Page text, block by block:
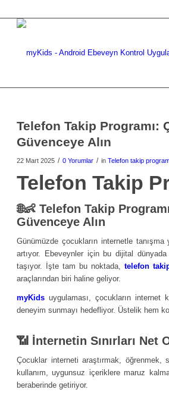
Telefon Takip Programı:
Güvenceye Alın
22 Mart 2025 / 0 Yorumlar / in Telefon takip
Telefon Takip
🌐👶 Telefon Takip
Güvenceye Alın
Günümüzde çocukların internetle
artıyor. Ebeveynler için bu dijital
taşıyor. İşte tam bu noktada, telefon
araçlarından biri haline geliyor.
myKids uygulaması, çocukların internet
deneyim sunmayı hedefliyor. Üstelik hem
📶 İnternetin Sınırları Net
Çocuklar interneti araştırmak,
kullanım, uygunsuz içeriklere maruz
beraberinde getiriyor.